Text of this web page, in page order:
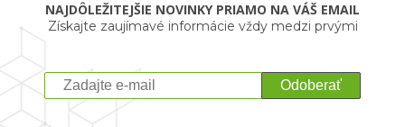
NAJDÔLEŽITEJŠIE NOVINKY PRIAMO NA VÁŠ EMAIL
Získajte zaujímavé informácie vždy medzi prvými
Odoberať